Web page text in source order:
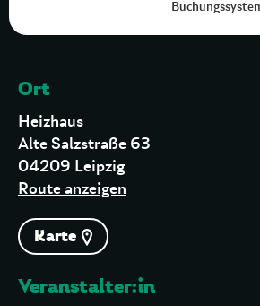
Ort
Heizhaus
Alte Salzstraße 63
04209 Leipzig
Route anzeigen
Karte
Veranstalter:in